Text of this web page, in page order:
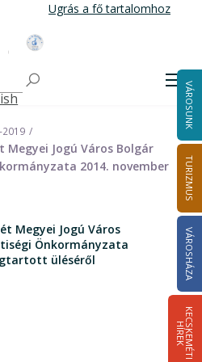
Ugrás a fő tartalomhoz
VÁROSUNK
TURIZMUS
VÁROSHÁZA
K
E
C
S
K
E
M
É
T
I
HÍ
R
E
K
2019
Megyei Jogú Város Bolgár
2014. november
Megyei Jogú Város
Önkormányzata
üléséről